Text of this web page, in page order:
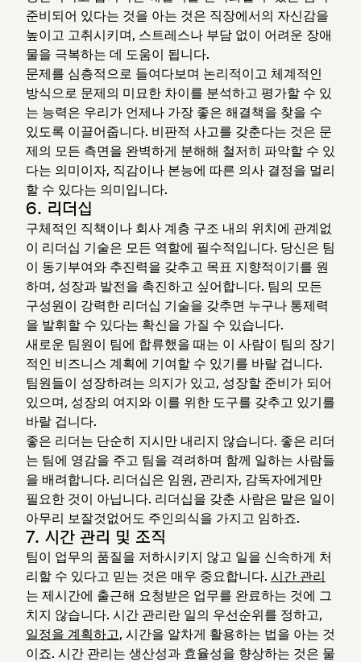
준비되어 있다는 것을 아는 것은 직장에서의 자신감을
높이고 고취시키며, 스트레스나 부담 없이 어려운 장애
물을 극복하는 데 도움이 됩니다.
문제를 심층적으로 들여다보며 논리적이고 체계적인
방식으로 문제의 미묘한 차이를 분석하고 평가할 수 있
는 능력은 우리가 언제나 가장 좋은 해결책을 찾을 수
있도록 이끌어줍니다. 비판적 사고를 갖춘다는 것은 문
제의 모든 측면을 완벽하게 분해해 철저히 파악할 수 있
다는 의미이자, 직감이나 본능에 따른 의사 결정을 멀리
할 수 있다는 의미입니다.
6. 리더십
구체적인 직책이나 회사 계층 구조 내의 위치에 관계없
이 리더십 기술은 모든 역할에 필수적입니다. 당신은 팀
이 동기부여와 추진력을 갖추고 목표 지향적이기를 원
하며, 성장과 발전을 촉진하고 싶어합니다. 팀의 모든
구성원이 강력한 리더십 기술을 갖추면 누구나 통제력
을 발휘할 수 있다는 확신을 가질 수 있습니다.
새로운 팀원이 팀에 합류했을 때는 이 사람이 팀의 장기
적인 비즈니스 계획에 기여할 수 있기를 바랄 겁니다.
팀원들이 성장하려는 의지가 있고, 성장할 준비가 되어
있으며, 성장의 여지와 이를 위한 도구를 갖추고 있기를
바랄 겁니다.
좋은 리더는 단순히 지시만 내리지 않습니다. 좋은 리더
는 팀에 영감을 주고 팀을 격려하며 함께 일하는 사람들
을 배려합니다. 리더십은 임원, 관리자, 감독자에게만
필요한 것이 아닙니다. 리더십을 갖춘 사람은 맡은 일이
아무리 보잘것없어도 주인의식을 가지고 임하죠.
7. 시간 관리 및 조직
팀이 업무의 품질을 저하시키지 않고 일을 신속하게 처
리할 수 있다고 믿는 것은 매우 중요합니다. 시간 관리
는 제시간에 출근해 요청받은 업무를 완료하는 것에 그
치지 않습니다. 시간 관리란 일의 우선순위를 정하고,
일정을 계획하고, 시간을 알차게 활용하는 법을 아는 것
이죠. 시간 관리는 생산성과 효율성을 향상하는 것은 물